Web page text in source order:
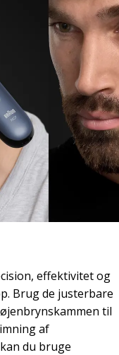
effektivitet og
Brug de justerbare
til
af
du bruge